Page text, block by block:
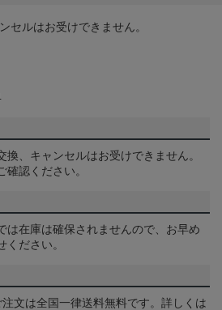
セルはお受けできません。
、キャンセルはお受けできません。
確認ください。
は在庫は確保されませんので、お早め
ださい。
文は全国一律送料無料です。詳しくは